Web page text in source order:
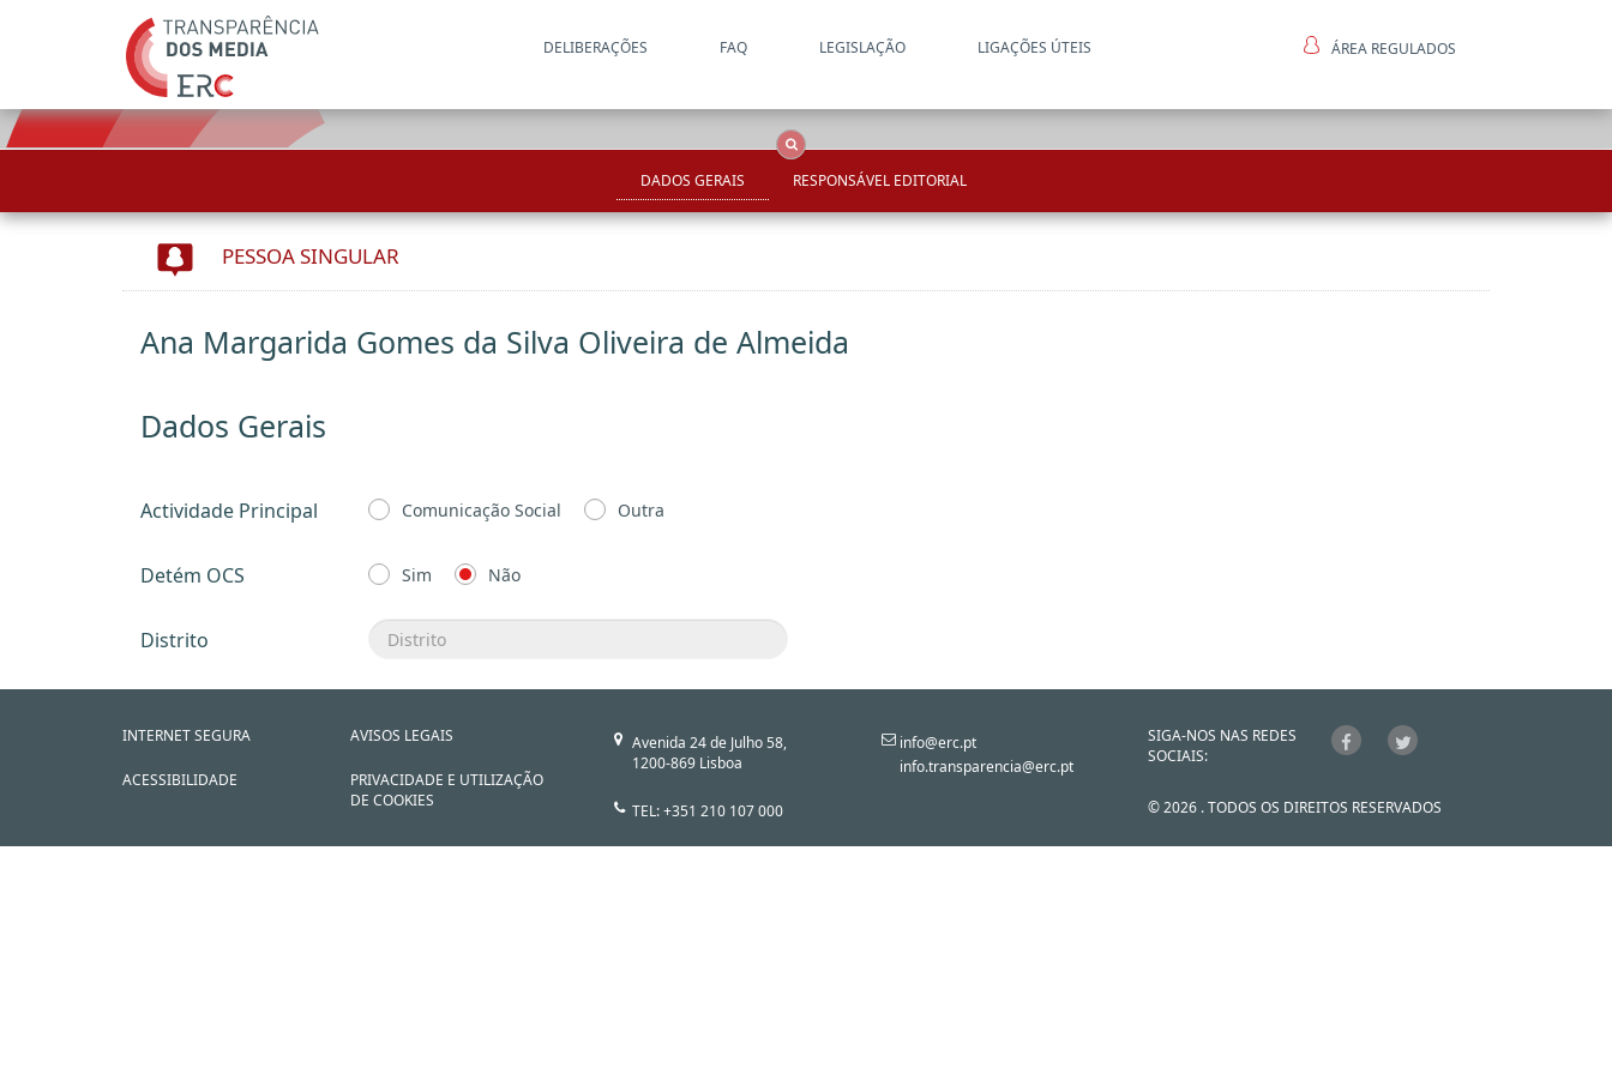
DELIBERAÇÕES FAQ LEGISLAÇÃO LIGAÇÕES ÚTEIS ÁREA REGULADOS
DADOS GERAIS RESPONSÁVEL EDITORIAL
PESSOA SINGULAR
Ana Margarida Gomes da Silva Oliveira de Almeida
Dados Gerais
Actividade Principal Comunicação Social Outra
Detém OCS Sim Não
Distrito
INTERNET SEGURA
ACESSIBILIDADE
AVISOS LEGAIS
PRIVACIDADE E UTILIZAÇÃO
DE COOKIES
Avenida 24 de Julho 58,
1200-869 Lisboa
TEL: +351 210 107 000
info@erc.pt
info.transparencia@erc.pt
SIGA-NOS NAS REDES
SOCIAIS:
© 2026 . TODOS OS DIREITOS RESERVADOS